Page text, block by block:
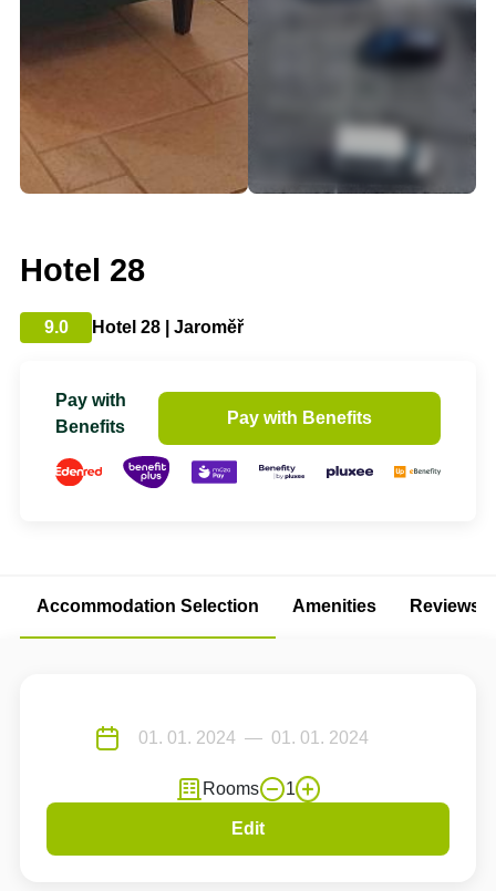
Hotel 28
9.0 Hotel 28 | Jaroměř
Pay with
Benefits
Pay with Benefits
Accommodation Selection Amenities Reviews
Rooms 1
Edit